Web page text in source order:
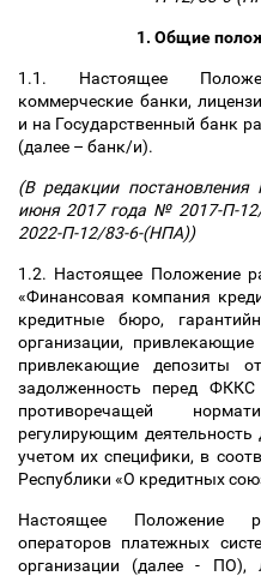
1. Общие
1.1. Настоящее
коммерческие банки,
и на Государственный банк
(далее – банк/и).
(В редакции
июня 2017 года № 2017-П-
2022-П-12/83-6-(НПА))
1.2. Настоящее Положение
«Финансовая компания
кредитные бюро,
организации,
привлекающие депозиты
задолженность перед
противоречащей
регулирующим
учетом их специфики, в
Республики «О кредитных
Настоящее Положение
операторов платежных
организации (далее - ПО),